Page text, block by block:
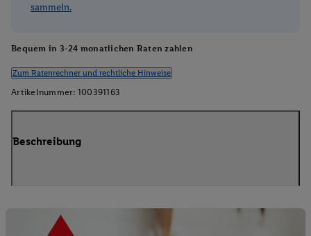
sammeln.
Bequem in 3-24 monatlichen Raten zahlen
Zum Ratenrechner und rechtliche Hinweise
Artikelnummer: 100391163
Beschreibung